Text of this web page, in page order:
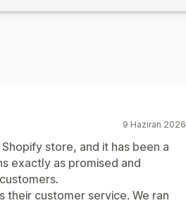
9 Haziran 2026
store, and it has been a
exactly as promised and
their customer service. We ran